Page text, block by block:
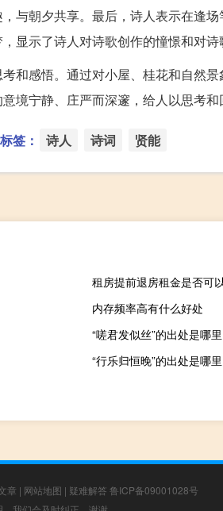
与朝夕共享。最后，诗人表示在逢
显示了诗人对诗歌创作的憧憬和对诗
和感悟。通过对小屋、桂花和自然
境宁静、庄严而深邃，给人以思考和
签： 诗人 诗词 贤能
租房提前退房租金是否可
内存频率高有什么好处
“嗟君发似丝”的出处是哪里
“行乐归恒晚”的出处是哪里
章 | 网站地图 | 疑难解答 鲁ICP备09001028号